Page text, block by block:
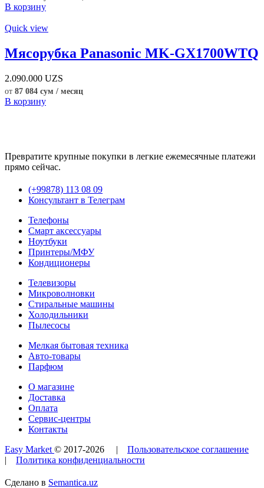
В корзину
Quick view
Мясорубка Panasonic MK-GX1700WTQ
2.090.000 UZS
от 87 084 сум / месяц
В корзину
Превратите крупные покупки в легкие ежемесячные платежи
прямо сейчас.
(+99878) 113 08 09
Консультант в Телеграм
Телефоны
Смарт аксессуары
Ноутбуки
Принтеры/МФУ
Кондиционеры
Телевизоры
Микроволновки
Стиральные машины
Холодильники
Пылесосы
Мелкая бытовая техника
Авто-товары
Парфюм
О магазине
Доставка
Оплата
Сервис-центры
Контакты
Easy Market © 2017-2026 | Пользовательское соглашение
| Политика конфиденциальности
Сделано в Semantica.uz